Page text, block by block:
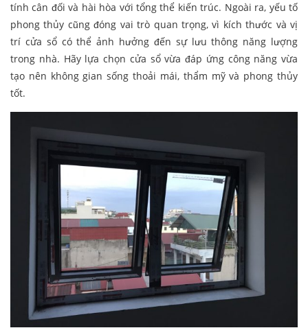
tính cân đối và hài hòa với tổng thể kiến trúc. Ngoài ra, yếu tố
phong thủy cũng đóng vai trò quan trọng, vì kích thước và vị
trí cửa sổ có thể ảnh hưởng đến sự lưu thông năng lượng
trong nhà. Hãy lựa chọn cửa sổ vừa đáp ứng công năng vừa
tạo nên không gian sống thoải mái, thẩm mỹ và phong thủy
tốt.